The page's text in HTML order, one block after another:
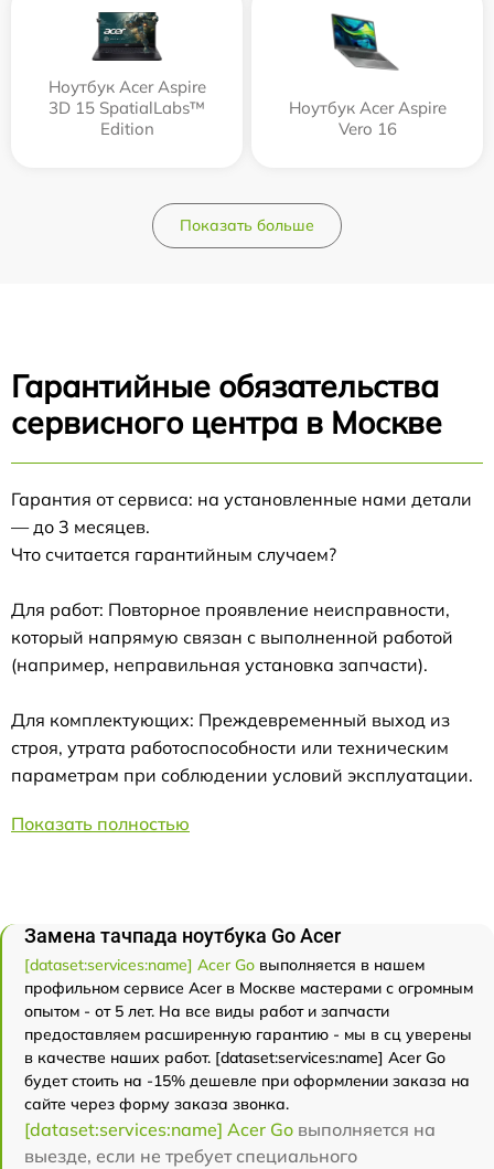
Ноутбук Acer Aspire
3D 15 SpatialLabs™
Edition
Ноутбук Acer Aspire
Vero 16
Показать больше
Гарантийные обязательства
сервисного центра в Москве
Гарантия от сервиса: на установленные нами детали
— до 3 месяцев.
Что считается гарантийным случаем?
Для работ: Повторное проявление неисправности,
который напрямую связан с выполненной работой
(например, неправильная установка запчасти).
Для комплектующих: Преждевременный выход из
строя, утрата работоспособности или техническим
параметрам при соблюдении условий эксплуатации.
Показать полностью
Замена тачпада ноутбука Go Acer
[dataset:services:name] Acer Go выполняется в нашем
профильном сервисе Acer в Москве мастерами с огромным
опытом - от 5 лет. На все виды работ и запчасти
предоставляем расширенную гарантию - мы в сц уверены
в качестве наших работ. [dataset:services:name] Acer Go
будет стоить на -15% дешевле при оформлении заказа на
сайте через форму заказа звонка.
[dataset:services:name] Acer Go выполняется на
выезде, если не требует специального